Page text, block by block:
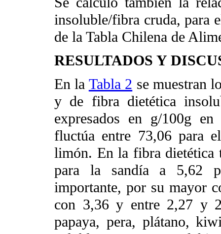
insoluble/fibra cruda, para
de la Tabla Chilena de
RESULTADOS Y
En la Tabla 2 se muestran
y de fibra dietética
expresados en g/100g
fluctúa entre 73,06 para
limón. En la fibra dietética
para la sandía a 5,62
importante, por su mayor
con 3,36 y entre 2,27 y
papaya, pera, plátano,